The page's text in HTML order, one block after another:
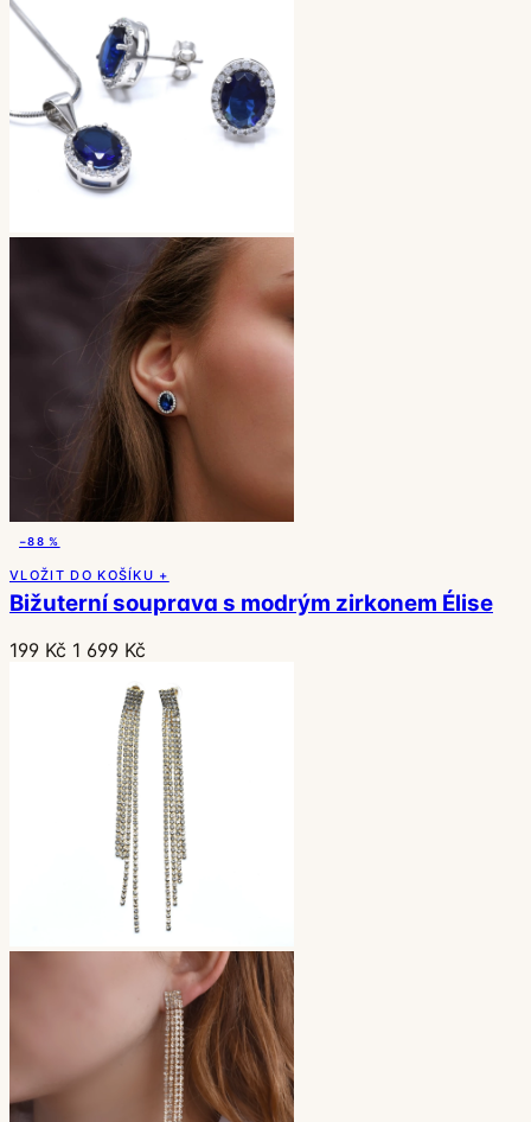
−88 %
VLOŽIT DO KOŠÍKU +
Bižuterní souprava s modrým zirkonem Élise
199 Kč 1 699 Kč